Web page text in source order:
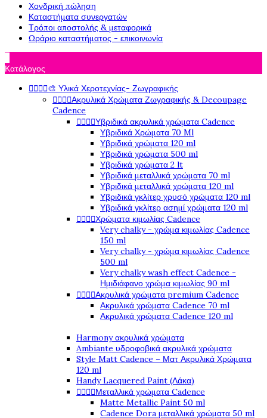
Χονδρική πώληση
Καταστήματα συνεργατών
Τρόποι αποστολής & μεταφορικά
Ωράριο καταστήματος - επικοινωνία
Κατάλογος
🎨 Υλικά Χεροτεχνίας- Ζωγραφικής
Ακρυλικά Χρώματα Ζωγραφικής & Decoupage
Cadence
Υβριδικά ακρυλικά χρώματα Cadence
Υβριδικά Χρώματα 70 Ml
Υβριδικά χρώματα 120 ml
Υβριδικά χρώματα 500 ml
Υβριδικά χρώματα 2 lt
Υβριδικά μεταλλικά χρώματα 70 ml
Υβριδικά μεταλλικά χρώματα 120 ml
Υβριδικά γκλίτερ χρυσό χρώματα 120 ml
Υβριδικά γκλίτερ ασημί χρώματα 120 ml
Χρώματα κιμωλίας Cadence
Very chalky - χρώμα κιμωλίας Cadence
150 ml
Very chalky - χρώμα κιμωλίας Cadence
500 ml
Very chalky wash effect Cadence -
Ημιδιάφανο χρώμα κιμωλίας 90 ml
Ακρυλικά χρώματα premium Cadence
Ακρυλικά χρώματα Cadence 70 ml
Ακρυλικά χρώματα Cadence 120 ml
Harmony ακρυλικά χρώματα
Ambiante υδροφοβικά ακρυλικά χρώματα
Style Matt Cadence – Ματ Ακρυλικά Χρώματα
120 ml
Handy Lacquered Paint (Λάκα)
Μεταλλικά χρώματα Cadence
Matte Metallic Paint 50 ml
Cadence Dora μεταλλικά χρώματα 50 ml